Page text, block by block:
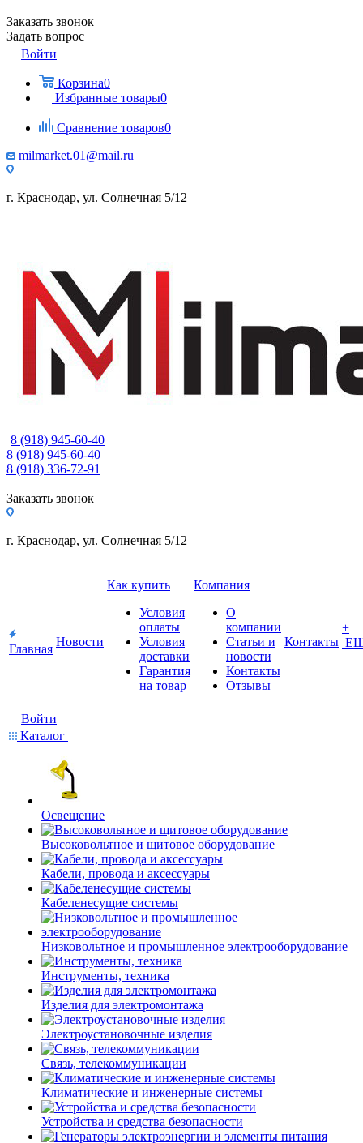
Заказать звонок
Задать вопрос
Войти
Корзина0
Избранные товары0
Сравнение товаров0
milmarket.01@mail.ru
г. Краснодар, ул. Солнечная 5/12
8 (918) 945-60-40
8 (918) 945-60-40
8 (918) 336-72-91
Заказать звонок
г. Краснодар, ул. Солнечная 5/12
Главная
Новости
Как купить
Условия
оплаты
Условия
доставки
Гарантия
на товар
Компания
О
компании
Статьи и
новости
Контакты
Отзывы
Контакты
+
Войти
Каталог
Освещение
Высоковольтное и щитовое оборудование
Кабели, провода и аксессуары
Кабеленесущие системы
Низковольтное и промышленное электрооборудование
Инструменты, техника
Изделия для электромонтажа
Электроустановочные изделия
Связь, телекоммуникации
Климатические и инженерные системы
Устройства и средства безопасности